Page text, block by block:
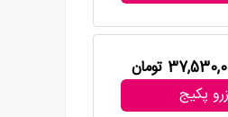
تومان
پکیج